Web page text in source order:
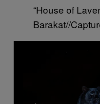
“House of
Barakat/​/